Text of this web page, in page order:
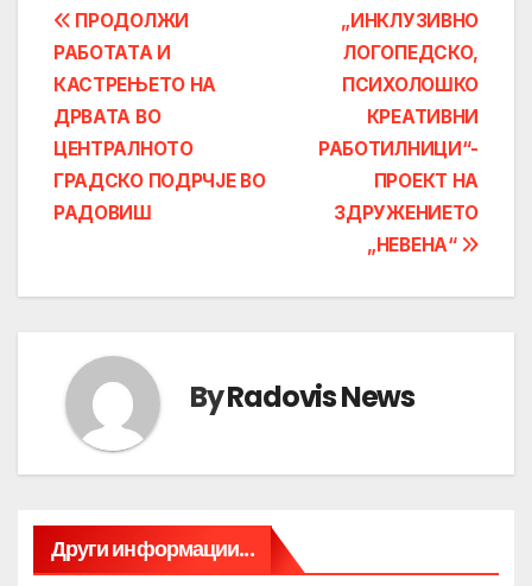
Post
navigation
„ИНКЛУЗИВНО
ЛОГОПЕДСКО,
ПСИХОЛОШКО
КРЕАТИВНИ
РАБОТИЛНИЦИ“-
ПРОЕКТ НА
ЗДРУЖЕНИЕТО
„НЕВЕНА“
ПРОДОЛЖИ
РАБОТАТА И
КАСТРЕЊЕТО НА
ДРВАТА ВО
ЦЕНТРАЛНОТО
ГРАДСКО ПОДРЧЈЕ ВО
РАДОВИШ
ByRadovis News
Други информации...